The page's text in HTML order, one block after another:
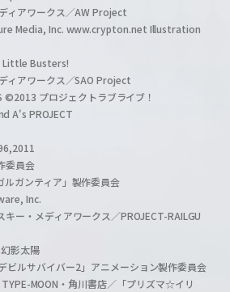
ィアワークス／AW Project
Media, Inc. www.crypton.net Illustration
Busters!
ィアワークス／SAO Project
プロジェクトラブライブ！
A's PROJECT
委員会
ガンティア」製作委員会
Inc.
ー・メディアワークス／PROJECT-RAILGU
影太陽
ルサバイバー2」アニメーション製作委員会
MOON・角川書店／「プリズマ☆イリ